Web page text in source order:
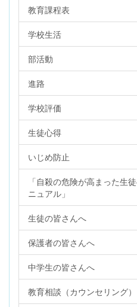
教育課程表
学校生活
部活動
進路
学校評価
生徒心得
いじめ防止
「自殺の危険が高まった生
ニュアル」
生徒の皆さんへ
保護者の皆さんへ
中学生の皆さんへ
教育相談（カウンセリング）